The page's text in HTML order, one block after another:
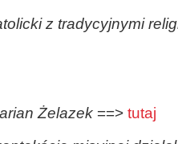
z tradycyjnymi
Żelazek ==> tutaj